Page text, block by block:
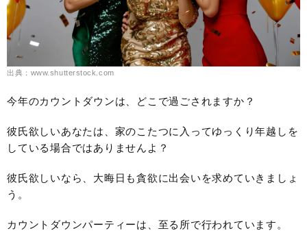
出典：www.shutterstock.com
今年のカウントダウンは、どこで過ごされますか？
彼氏欲しいあなたは、家のこたつに入ってゆっくり年越しを
している場合ではありませんよ？
彼氏欲しいなら、大晦日も貪欲に出会いを求めていきましょ
う。
カウントダウンパーティーは、至る所で行われています。